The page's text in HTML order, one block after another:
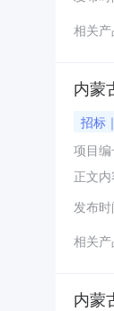
相关产
内蒙
招标
项目编
正文内
发布时
相关产
内蒙